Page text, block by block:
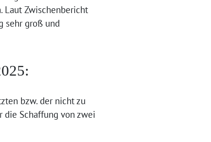
Laut Zwischenbericht
sehr groß und
bzw. der nicht zu
die Schaffung von zwei